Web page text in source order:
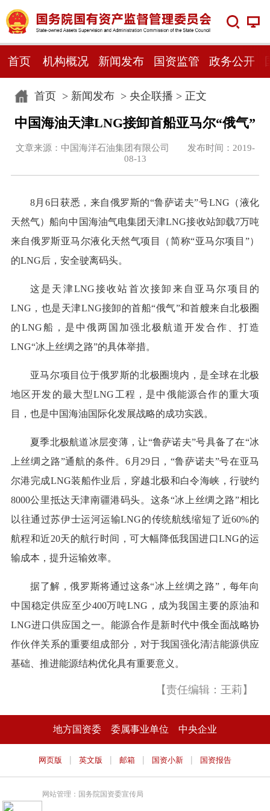
首页 机构概况 新闻发布 国资监管 政务公开
首页> 新闻发布> 央企联播 > 正文
中国海油天津LNG接卸首船亚马尔“俄气”
文章来源：中国海洋石油集团有限公司 发布时间：2019-
08-13
8月6日获悉，来自俄罗斯的“鲁萨诺夫”号LNG（液化
天然气）船向中国海油气电集团天津LNG接收站卸载7万吨
来自俄罗斯亚马尔液化天然气项目（简称“亚马尔项目”）
的LNG后，安全驶离码头。
这是天津LNG接收站首次接卸来自亚马尔项目的
LNG，也是天津LNG接卸的首船“俄气”和首艘来自北极圈
的LNG船，是中俄两国加强北极航道开发合作、打造
LNG“冰上丝绸之路”的具体举措。
亚马尔项目位于俄罗斯的北极圈境内，是全球在北极
地区开发的最大型LNG工程，是中俄能源合作的重大项
目，也是中国海油国际化发展战略的成功实践。
夏季北极航道冰层变薄，让“鲁萨诺夫”号具备了在“冰
上丝绸之路”通航的条件。6月29日，“鲁萨诺夫”号在亚马
尔港完成LNG装船作业后，穿越北极和白令海峡，行驶约
8000公里抵达天津南疆港码头。这条“冰上丝绸之路”相比
以往通过苏伊士运河运输LNG的传统航线缩短了近60%的
航程和近20天的航行时间，可大幅降低我国进口LNG的运
输成本，提升运输效率。
据了解，俄罗斯将通过这条“冰上丝绸之路”，每年向
中国稳定供应至少400万吨LNG，成为我国主要的原油和
LNG进口供应国之一。能源合作是新时代中俄全面战略协
作伙伴关系的重要组成部分，对于我国强化清洁能源供应
基础、推进能源结构优化具有重要意义。
【责任编辑：王莉】
地方国资委 委属事业单位 中央企业
网页版 | 英文版 | 邮箱 | 国资小新 | 国资报告
网站管理：国务院国资委宣传局